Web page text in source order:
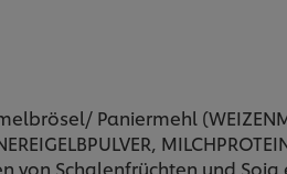
Paniermehl
von Schalenfrüchten und